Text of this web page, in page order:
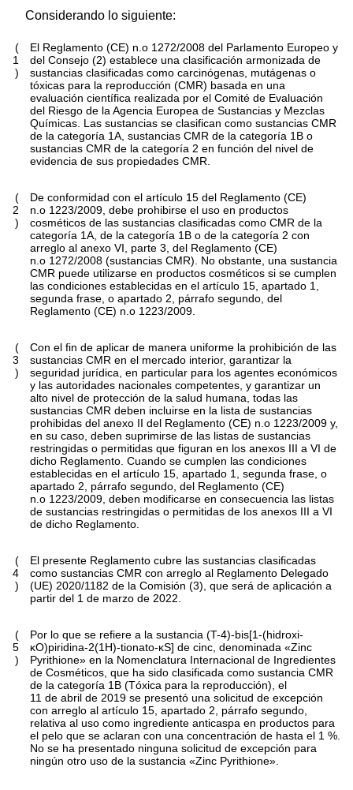
Considerando lo siguiente:
(
1
)
El Reglamento (CE) n.o 1272/2008 del Parlamento Europeo y
del Consejo(2) establece una clasificación armonizada de
sustancias clasificadas como carcinógenas, mutágenas o
tóxicas para la reproducción (CMR) basada en una
evaluación científica realizada por el Comité de Evaluación
del Riesgo de la Agencia Europea de Sustancias y Mezclas
Químicas. Las sustancias se clasifican como sustancias CMR
de la categoría 1A, sustancias CMR de la categoría 1B o
sustancias CMR de la categoría 2 en función del nivel de
evidencia de sus propiedades CMR.
(
2
)
De conformidad con el artículo 15 del Reglamento (CE)
n.o 1223/2009, debe prohibirse el uso en productos
cosméticos de las sustancias clasificadas como CMR de la
categoría 1A, de la categoría 1B o de la categoría 2 con
arreglo al anexo VI, parte 3, del Reglamento (CE)
n.o 1272/2008 (sustancias CMR). No obstante, una sustancia
CMR puede utilizarse en productos cosméticos si se cumplen
las condiciones establecidas en el artículo 15, apartado 1,
segunda frase, o apartado 2, párrafo segundo, del
Reglamento (CE) n.o 1223/2009.
(
3
)
Con el fin de aplicar de manera uniforme la prohibición de las
sustancias CMR en el mercado interior, garantizar la
seguridad jurídica, en particular para los agentes económicos
y las autoridades nacionales competentes, y garantizar un
alto nivel de protección de la salud humana, todas las
sustancias CMR deben incluirse en la lista de sustancias
prohibidas del anexo II del Reglamento (CE) n.o 1223/2009 y,
en su caso, deben suprimirse de las listas de sustancias
restringidas o permitidas que figuran en los anexos III a VI de
dicho Reglamento. Cuando se cumplen las condiciones
establecidas en el artículo 15, apartado 1, segunda frase, o
apartado 2, párrafo segundo, del Reglamento (CE)
n.o 1223/2009, deben modificarse en consecuencia las listas
de sustancias restringidas o permitidas de los anexos III a VI
de dicho Reglamento.
(
4
)
El presente Reglamento cubre las sustancias clasificadas
como sustancias CMR con arreglo al Reglamento Delegado
(UE) 2020/1182 de la Comisión(3), que será de aplicación a
partir del 1 de marzo de 2022.
(
5
)
Por lo que se refiere a la sustancia (T-4)-bis[1-(hidroxi-
κΟ)piridina-2(1H)-tionato-κS] de cinc, denominada «Zinc
Pyrithione» en la Nomenclatura Internacional de Ingredientes
de Cosméticos, que ha sido clasificada como sustancia CMR
de la categoría 1B (Tóxica para la reproducción), el
11 de abril de 2019 se presentó una solicitud de excepción
con arreglo al artículo 15, apartado 2, párrafo segundo,
relativa al uso como ingrediente anticaspa en productos para
el pelo que se aclaran con una concentración de hasta el 1 %.
No se ha presentado ninguna solicitud de excepción para
ningún otro uso de la sustancia «Zinc Pyrithione».